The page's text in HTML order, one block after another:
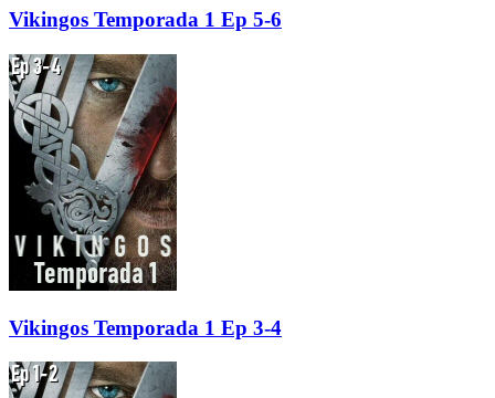
Vikingos Temporada 1 Ep 5-6
Vikingos Temporada 1 Ep 3-4